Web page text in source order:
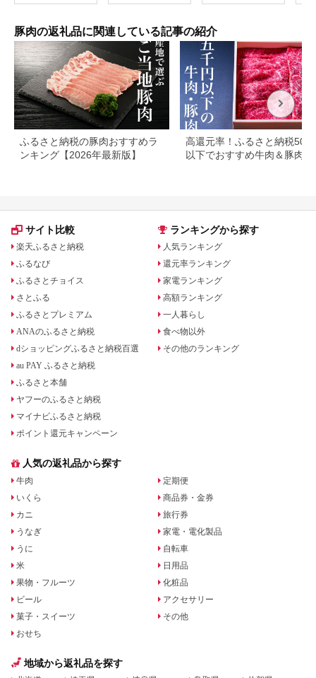
とんかつ ソテー
子 冷凍食品 おつまみ
キョーミート株式会
社・工房ゆう】
豚肉の返礼品に関連している記事の紹介
ふるさと納税の豚肉おすすめラ
ンキング【2026年最新版】
高還元率！ふるさと納税
以下でおすすめ牛肉＆豚肉ラ
サイト比較
楽天ふるさと納税
ふるなび
ふるさとチョイス
さとふる
ふるさとプレミアム
ANAのふるさと納税
dショッピングふるさと納税百選
au PAY ふるさと納税
ふるさと本舗
ヤフーのふるさと納税
マイナビふるさと納税
ポイント還元キャンペーン
ランキングから探す
人気ランキング
還元率ランキング
家電ランキング
高額ランキング
一人暮らし
食べ物以外
その他のランキング
人気の返礼品から探す
牛肉
いくら
カニ
うなぎ
うに
米
果物・フルーツ
ビール
菓子・スイーツ
おせち
定期便
商品券・金券
旅行券
家電・電化製品
自転車
日用品
化粧品
アクセサリー
その他
地域から返礼品を探す